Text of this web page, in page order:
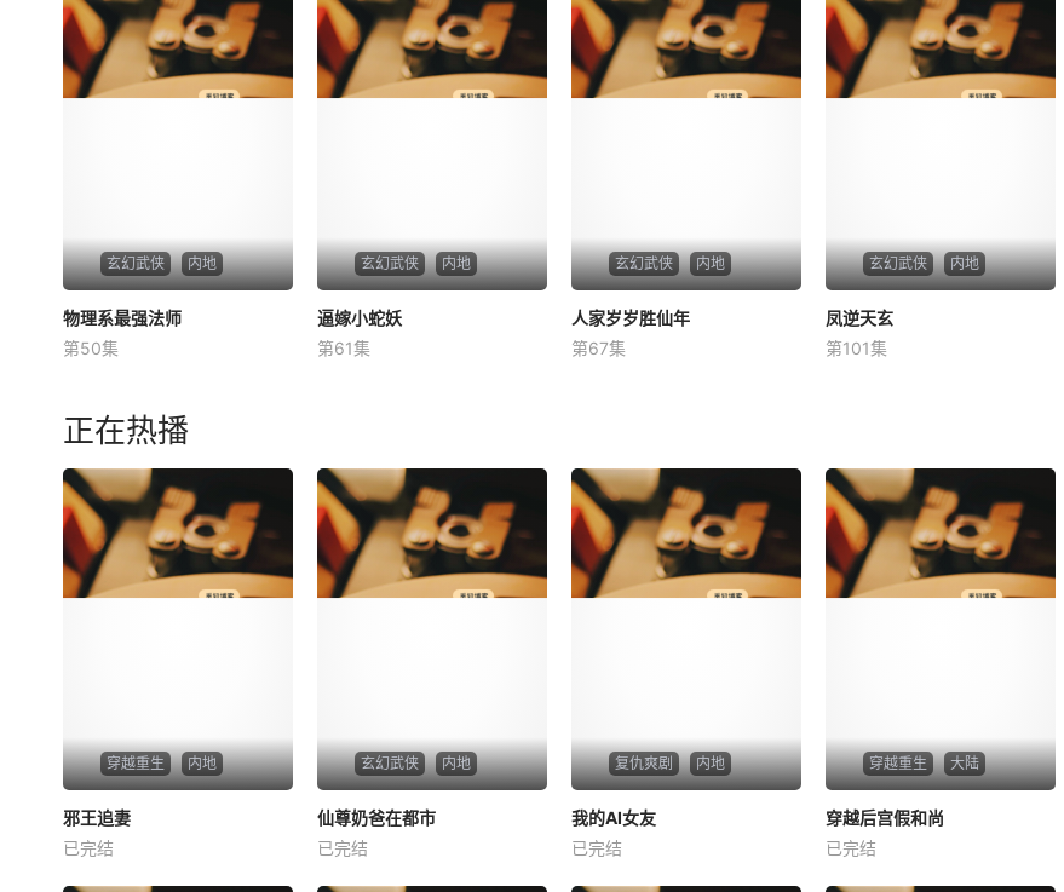
玄幻武侠 内地
物理系最强法师
未知
物理系最强法师
第50集
玄幻武侠 内地
逼嫁小蛇妖
未知
逼嫁小蛇妖
第61集
玄幻武侠 内地
人家岁岁胜仙年
未知
人家岁岁胜仙年
第67集
玄幻武侠 内地
凤逆天玄
未知
凤逆天玄
第101集
正在热播
穿越重生 内地
邪王追妻
未知
邪王追妻
已完结
玄幻武侠 内地
仙尊奶爸在都市
未知
仙尊奶爸在都市
已完结
复仇爽剧 内地
我的AI女友
未知
我的AI女友
已完结
穿越重生 大陆
穿越后宫假和尚
未知
穿越后宫假和尚
已完结